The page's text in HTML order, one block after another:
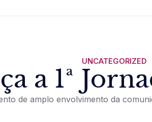
Documentos Institucionais
UNCATEGORIZED
a 1ª
de amplo envolvimento da